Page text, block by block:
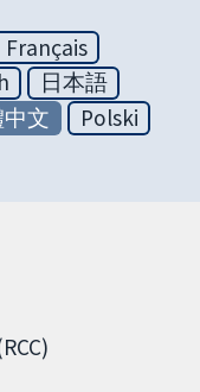
Français
日本語
文
Polski